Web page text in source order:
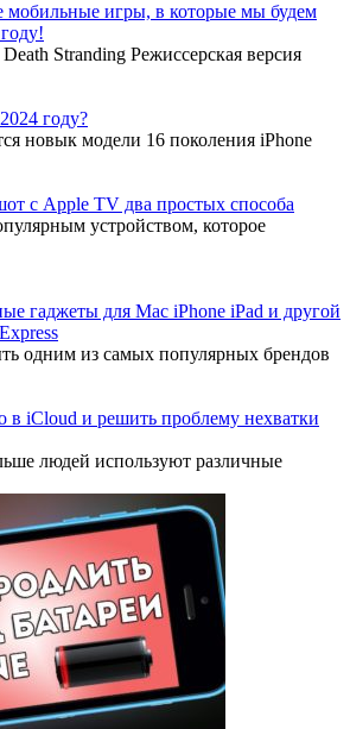
мобильные игры, в которые мы будем
Stranding Режиссерская версия
году?
новык модели 16 поколения iPhone
с Apple TV два простых способа
устройством, которое
гаджеты для Mac iPhone iPad и другой
одним из самых популярных брендов
в iCloud и решить проблему нехватки
людей используют различные